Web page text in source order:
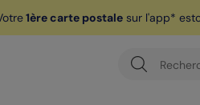
1ère carte postalesur l'app* est